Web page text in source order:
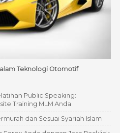
Teknologi Otomotif
Public Speaking:
Training MLM Anda
dan Sesuai Syariah Islam